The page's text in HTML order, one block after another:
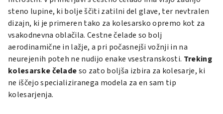
steno lupine, ki bolje ščiti zatilni del glave, ter nevtralen
dizajn, ki je primeren tako za kolesarsko opremo kot za
vsakodnevna oblačila. Cestne čelade so bolj
aerodinamične in lažje, a pri počasnejši vožnji in na
neurejenih poteh ne nudijo enake vsestranskosti. Treking
kolesarske čeladeso zato boljša izbira za kolesarje, ki
ne iščejo specializiranega modela za en sam tip
kolesarjenja.